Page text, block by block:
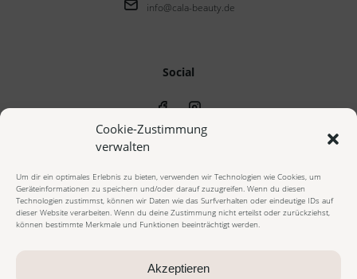
Cookie-Zustimmung
verwalten
Um dir ein optimales Erlebnis zu bieten, verwenden wir Technologien wie Cookies, um
Geräteinformationen zu speichern und/oder darauf zuzugreifen. Wenn du diesen
Technologien zustimmst, können wir Daten wie das Surfverhalten oder eindeutige IDs auf
dieser Website verarbeiten. Wenn du deine Zustimmung nicht erteilst oder zurückziehst,
können bestimmte Merkmale und Funktionen beeinträchtigt werden.
Akzeptieren
info@cala-beauty.de
Social
© 2023 cala beauty - Alle Rechte vorbehalten